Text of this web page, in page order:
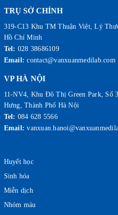
TRỤ SỞ CHÍNH
319-C13 Khu TM Thuận Việt, Lý
Hồ Chí Minh
Tel: 028 38686109
Email: contact@vanxuanmedilab.com
VP HÀ NỘI
11-NV4, Khu Đô Thị Green Park, Số
Hưng, Thành Phố Hà Nội
Tel: 084 628 5566
Email:
Huyết học
Sinh hóa
Miễn dịch
Nhóm máu